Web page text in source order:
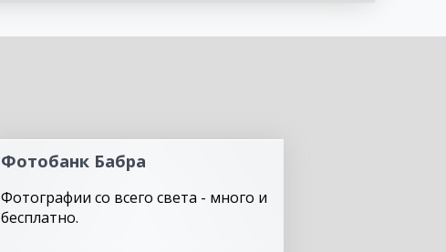
Фотобанк Бабра
Фотографии со всего света - много и
бесплатно.